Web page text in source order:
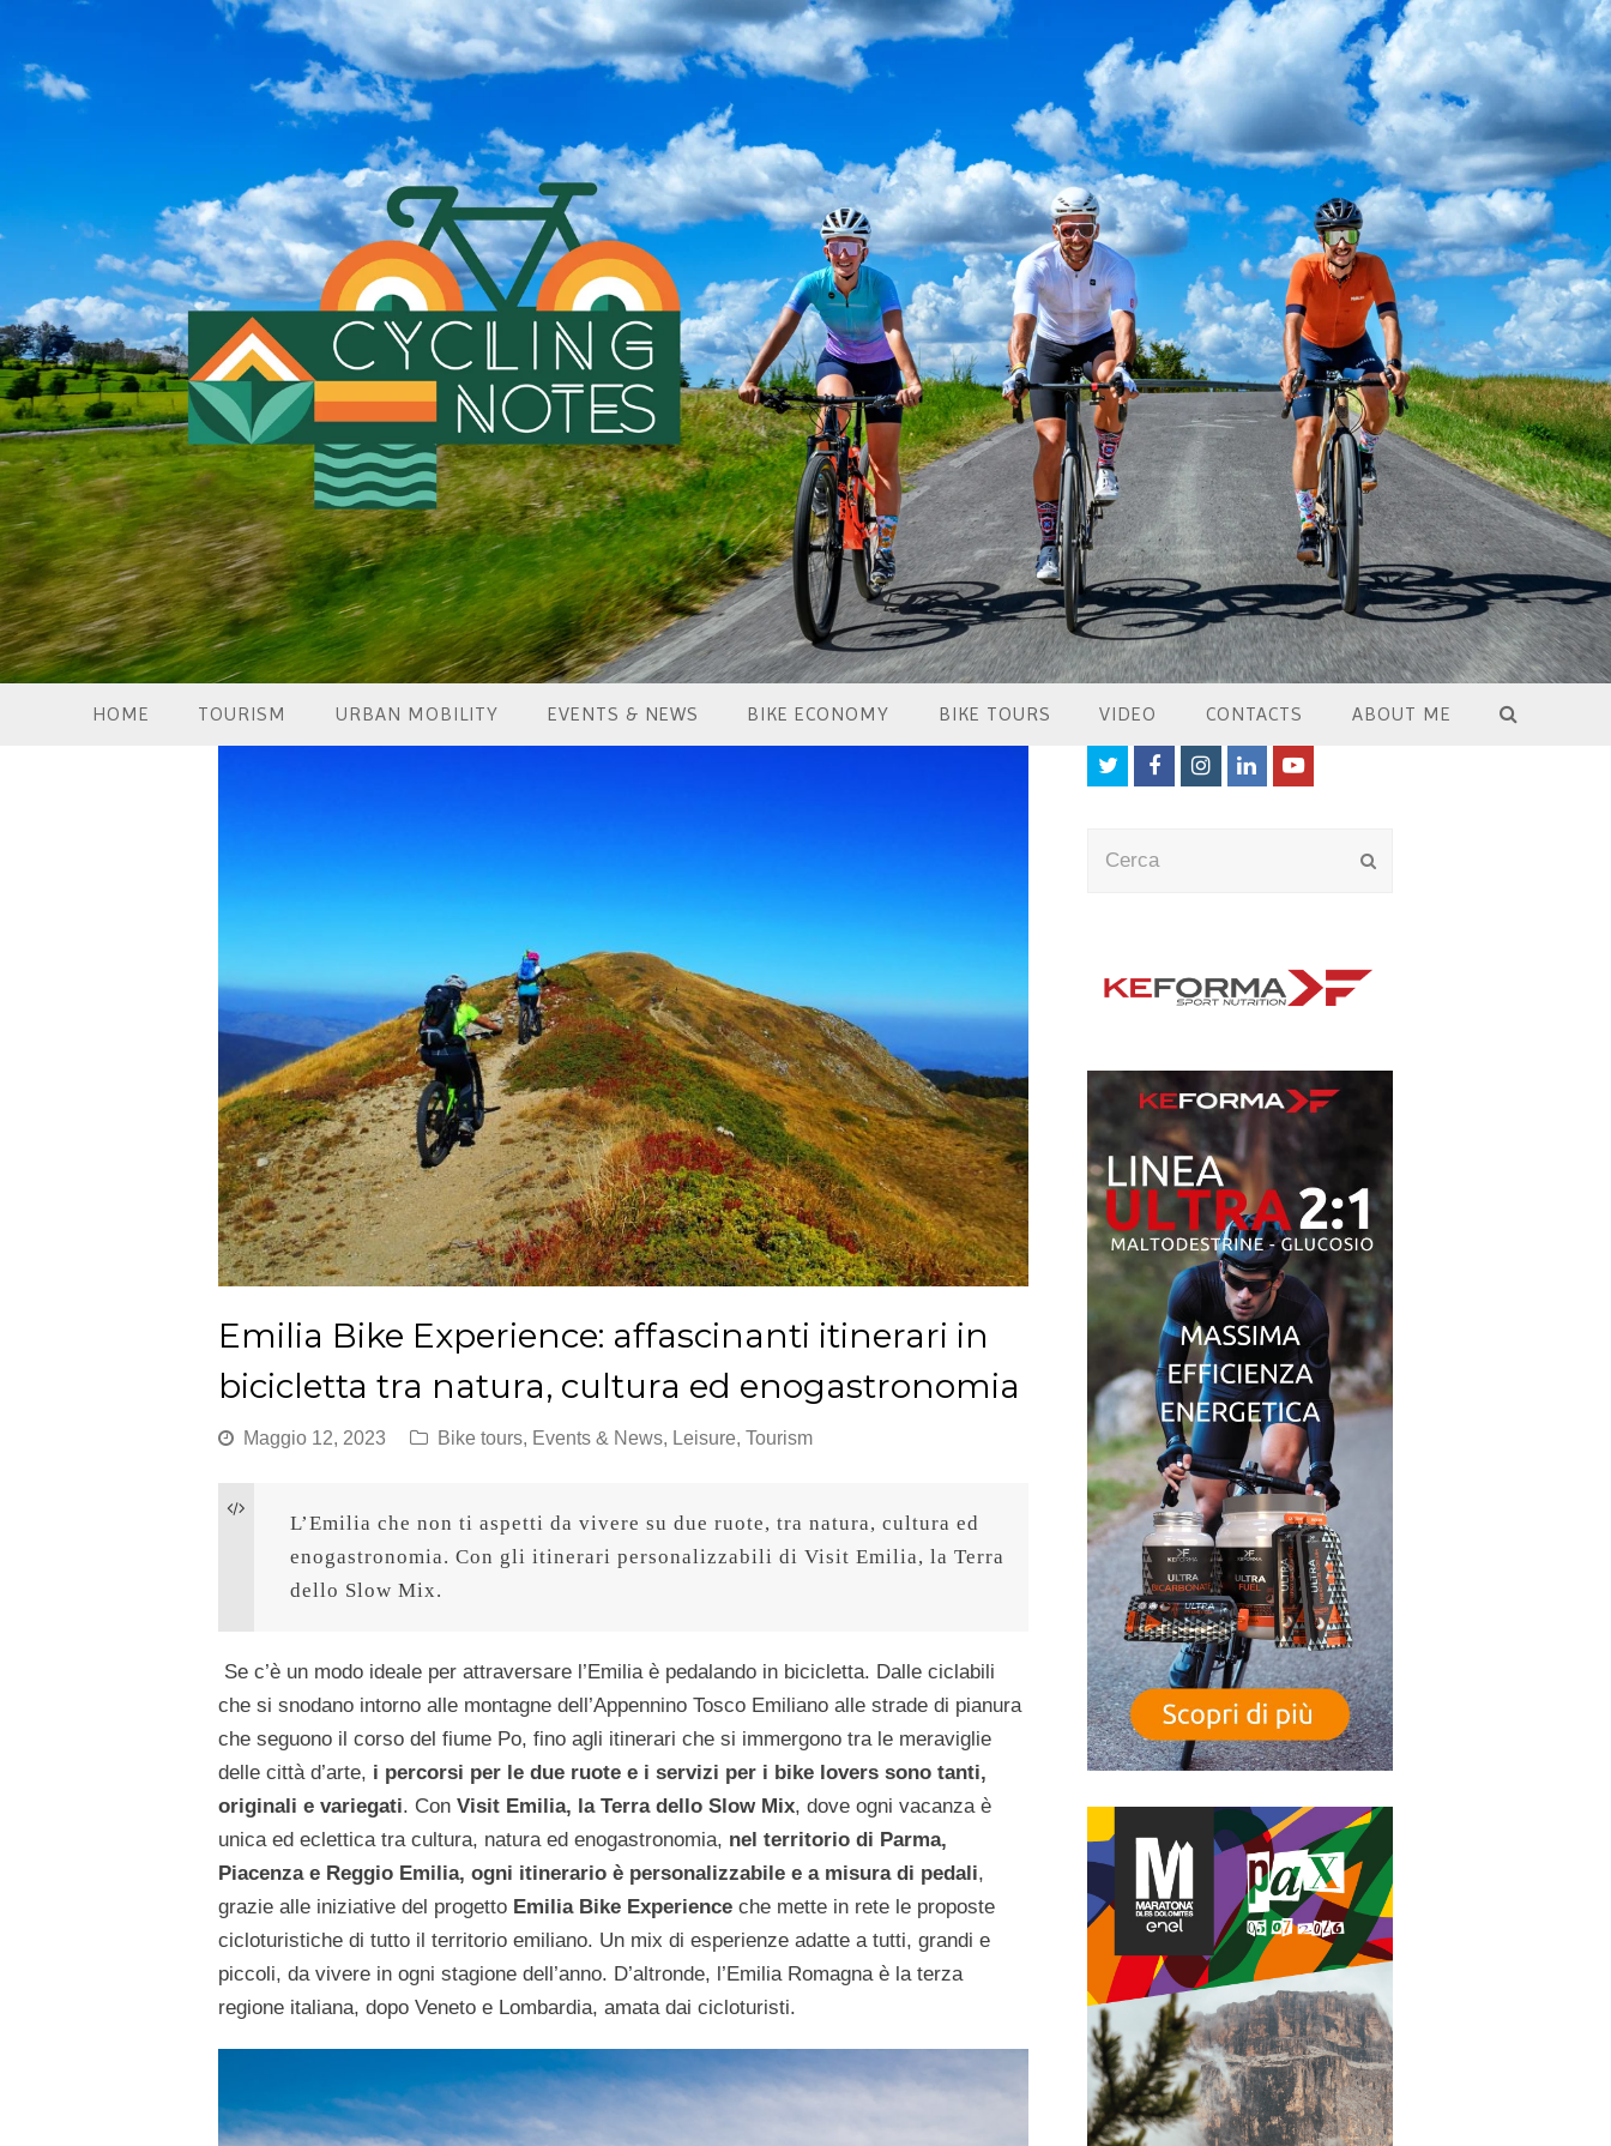
HOME TOURISM URBAN MOBILITY EVENTS & NEWS BIKE ECONOMY BIKE TOURS VIDEO CONTACTS ABOUT ME
Emilia Bike Experience: affascinanti itinerari in
bicicletta tra natura, cultura ed enogastronomia
Maggio 12, 2023 Bike tours, Events & News, Leisure, Tourism
L’Emilia che non ti aspetti da vivere su due ruote, tra natura, cultura ed
enogastronomia. Con gli itinerari personalizzabili di Visit Emilia, la Terra
dello Slow Mix.
Se c’è un modo ideale per attraversare l’Emilia è pedalando in bicicletta. Dalle ciclabili
che si snodano intorno alle montagne dell’Appennino Tosco Emiliano alle strade di pianura
che seguono il corso del fiume Po, fino agli itinerari che si immergono tra le meraviglie
delle città d’arte, i percorsi per le due ruote e i servizi per i bike lovers sono tanti,
originali e variegati. Con Visit Emilia, la Terra dello Slow Mix, dove ogni vacanza è
unica ed eclettica tra cultura, natura ed enogastronomia, nel territorio di Parma,
Piacenza e Reggio Emilia, ogni itinerario è personalizzabile e a misura di pedali,
grazie alle iniziative del progetto Emilia Bike Experience che mette in rete le proposte
cicloturistiche di tutto il territorio emiliano. Un mix di esperienze adatte a tutti, grandi e
piccoli, da vivere in ogni stagione dell’anno. D’altronde, l’Emilia Romagna è la terza
regione italiana, dopo Veneto e Lombardia, amata dai cicloturisti.
TwitterFacebookInstagram
LinkedInYoutube